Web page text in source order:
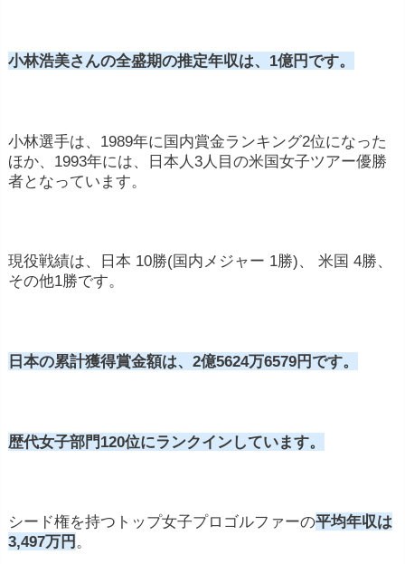
プロゴルフ選手の収入源は、大きく7つあります。
プロゴルフ選手の主な収入源
技成績に応じて賞金を獲得します。大会ごとの
賞金額は異なりますが、メジャートーナメント
小林浩美さんの全盛期の推定年収は、1億円です。
小林選手は、1989年に国内賞金ランキング2位になった
ほか、1993年には、日本人3人目の米国女子ツアー優勝
者となっています。
現役戦績は、日本 10勝(国内メジャー 1勝)、 米国 4勝、
その他1勝です。
日本の累計獲得賞金額は、2億5624万6579円です。
歴代女子部門120位にランクインしています。
シード権を持つトップ女子プロゴルファーの平均年収は
3,497万円 。